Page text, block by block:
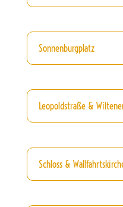
Sonnenburgplatz
Leopoldstraße &
Schloss &